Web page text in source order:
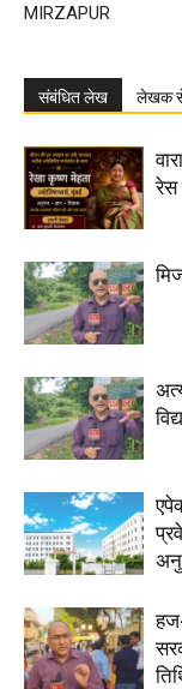
MIRZAPUR
संबंधित लेख लेखक
रेस